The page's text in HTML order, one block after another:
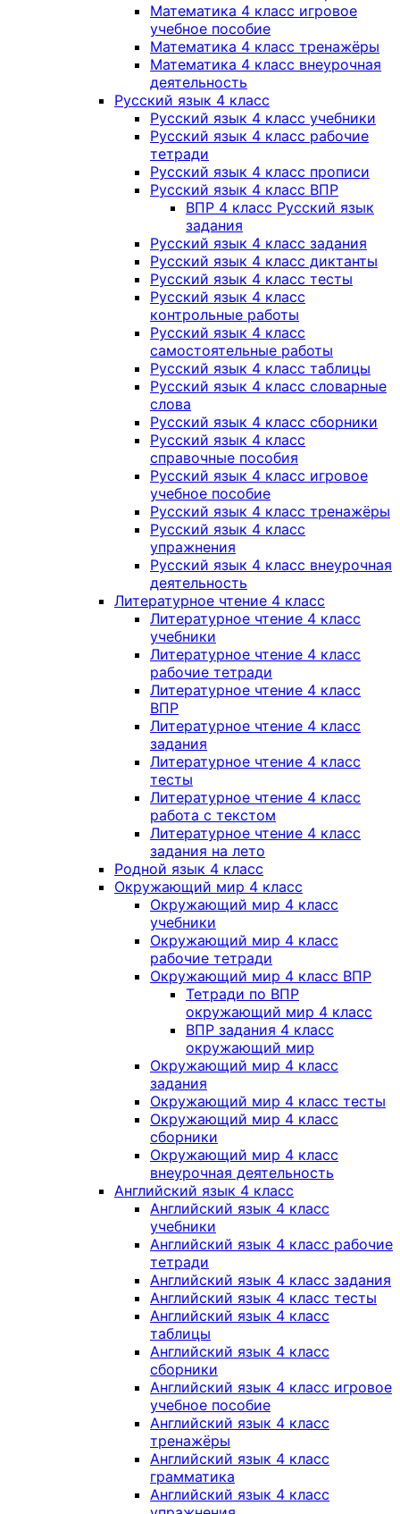
Математика 4 класс игровое
учебное пособие
Математика 4 класс тренажёры
Математика 4 класс внеурочная
деятельность
Русский язык 4 класс
Русский язык 4 класс учебники
Русский язык 4 класс рабочие
тетради
Русский язык 4 класс прописи
Русский язык 4 класс ВПР
ВПР 4 класс Русский язык
задания
Русский язык 4 класс задания
Русский язык 4 класс диктанты
Русский язык 4 класс тесты
Русский язык 4 класс
контрольные работы
Русский язык 4 класс
самостоятельные работы
Русский язык 4 класс таблицы
Русский язык 4 класс словарные
слова
Русский язык 4 класс сборники
Русский язык 4 класс
справочные пособия
Русский язык 4 класс игровое
учебное пособие
Русский язык 4 класс тренажёры
Русский язык 4 класс
упражнения
Русский язык 4 класс внеурочная
деятельность
Литературное чтение 4 класс
Литературное чтение 4 класс
учебники
Литературное чтение 4 класс
рабочие тетради
Литературное чтение 4 класс
ВПР
Литературное чтение 4 класс
задания
Литературное чтение 4 класс
тесты
Литературное чтение 4 класс
работа с текстом
Литературное чтение 4 класс
задания на лето
Родной язык 4 класс
Окружающий мир 4 класс
Окружающий мир 4 класс
учебники
Окружающий мир 4 класс
рабочие тетради
Окружающий мир 4 класс ВПР
Тетради по ВПР
окружающий мир 4 класс
ВПР задания 4 класс
окружающий мир
Окружающий мир 4 класс
задания
Окружающий мир 4 класс тесты
Окружающий мир 4 класс
сборники
Окружающий мир 4 класс
внеурочная деятельность
Английский язык 4 класс
Английский язык 4 класс
учебники
Английский язык 4 класс рабочие
тетради
Английский язык 4 класс задания
Английский язык 4 класс тесты
Английский язык 4 класс
таблицы
Английский язык 4 класс
сборники
Английский язык 4 класс игровое
учебное пособие
Английский язык 4 класс
тренажёры
Английский язык 4 класс
грамматика
Английский язык 4 класс